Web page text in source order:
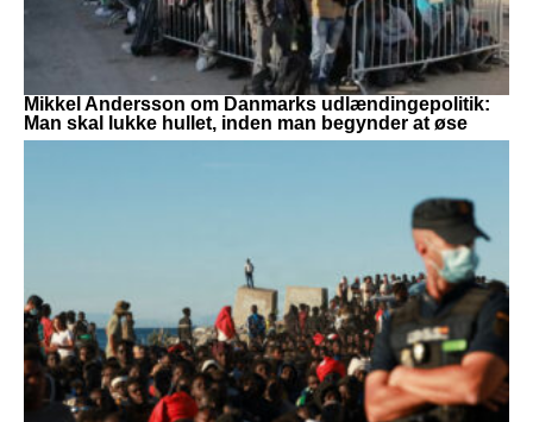
Mikkel Andersson om Danmarks udlændingepolitik:
Man skal lukke hullet, inden man begynder at øse